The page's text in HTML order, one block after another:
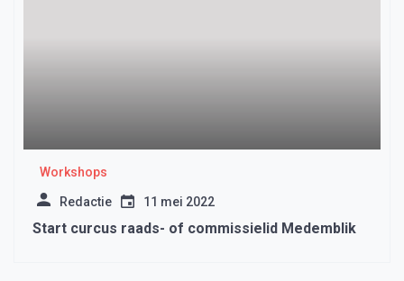
Workshops
Redactie 11 mei 2022
Start curcus raads- of commissielid Medemblik